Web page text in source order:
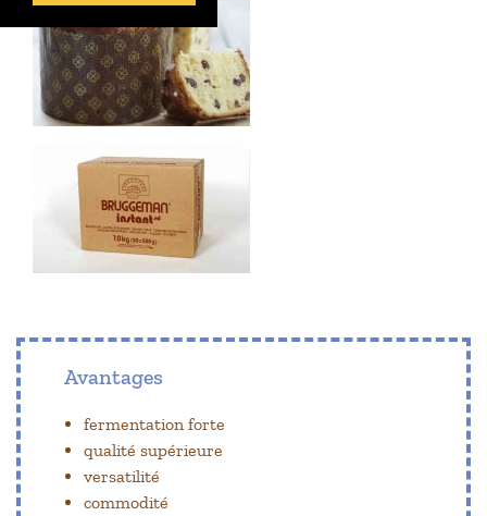
Avantages
fermentation forte
qualité supérieure
versatilité
commodité